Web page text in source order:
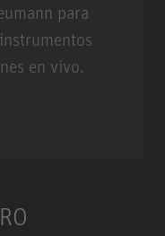
para
en vivo.